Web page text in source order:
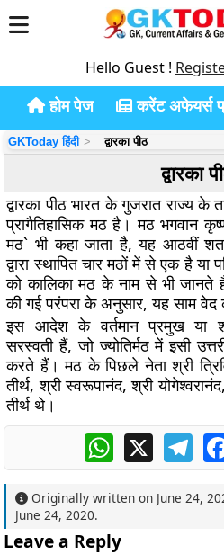
Hello Guest !
होम पेज करेंट अफेयर्स
GKToday हिंदी द्वारका पीठ
द्वारका
द्वारका पीठ भारत के गुजरात राज्य के
प्रागैतिहासिक मठ है। मठ भगवान
मठ` भी कहा जाता है, यह आठवीं
द्वारा स्थापित चार मठों में से एक है
को कालिका मठ के नाम से भी जानते
की गई परंपरा के अनुसार, यह साम वेद
इस आदेश के वर्तमान प्रमुख या
सरस्वती हैं, जो ज्योतिर्मठ में इसी
करते हैं। मठ के पिछले नेता श्री
तीर्थ, श्री स्वरूपानंद, श्री
तीर्थ थे।
WhatsApp
X
Originally written on June 24,
June 24, 2020.
Leave a Reply